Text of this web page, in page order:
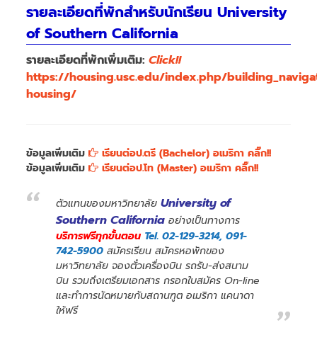
รายละเอียดที่พักสำหรับนักเรียน University
of Southern California
รายละเอียดที่พักเพิ่มเติม:Click!!
https://housing.usc.edu/index.php/
housing/
ข้อมูลเพิ่มเติม
เรียนต่อป.ตรี (Bachelor) อเมริกา คลิ๊ก!!
ข้อมูลเพิ่มเติม
เรียนต่อป.โท (Master) อเมริกา คลิ๊ก!!
ตัวแทนของมหาวิทยาลัยUniversity of
Southern California อย่างเป็นทางการ
บริการฟรีทุกขั้นตอน Tel. 02-129-3214, 091-
742-5900 สมัครเรียน สมัครหอพักของ
มหาวิทยาลัย จองตั๋วเครื่องบิน รถรับ-ส่งสนาม
บิน รวมถึงเตรียมเอกสาร กรอกใบสมัคร On-line
และทำการนัดหมายกับสถานฑูต อเมริกา แคนาดา
ให้ฟรี